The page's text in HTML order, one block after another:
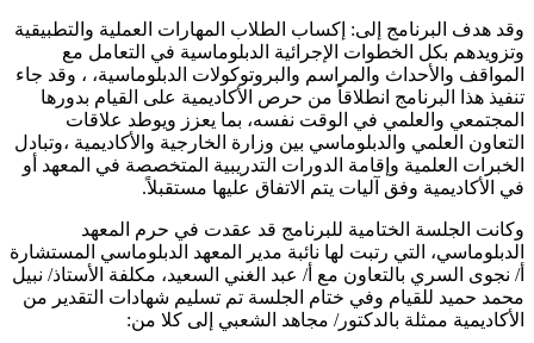
وقد هدف البرنامج إلى: إكساب الطلاب المهارات العملية والتطبيقية
وتزويدهم بكل الخطوات الإجرائية الدبلوماسية في التعامل مع
المواقف والأحداث والمراسم والبروتوكولات الدبلوماسية، ، وقد جاء
تنفيذ هذا البرنامج انطلاقاً من حرص الأكاديمية على القيام بدورها
المجتمعي والعلمي في الوقت نفسه، بما يعزز ويوطد علاقات
التعاون العلمي والدبلوماسي بين وزارة الخارجية والأكاديمية ،وتبادل
الخبرات العلمية وإقامة الدورات التدريبية المتخصصة في المعهد أو
في الأكاديمية وفق آليات يتم الاتفاق عليها مستقبلاً.
وكانت الجلسة الختامية للبرنامج قد عقدت في حرم المعهد
الدبلوماسي، التي رتبت لها نائبة مدير المعهد الدبلوماسي المستشارة
أ/ نجوى السري بالتعاون مع أ/ عبد الغني السعيد، مكلفة الأستاذ/ نبيل
محمد حميد للقيام وفي ختام الجلسة تم تسليم شهادات التقدير من
الأكاديمية ممثلة بالدكتور/ مجاهد الشعبي إلى كلا من: